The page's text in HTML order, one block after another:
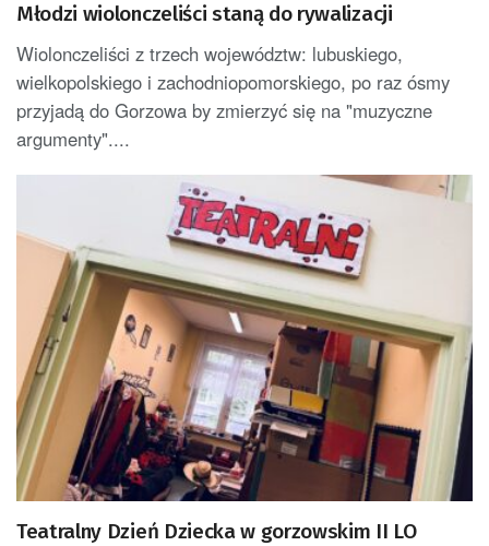
Młodzi wiolonczeliści staną do rywalizacji
Wiolonczeliści z trzech województw: lubuskiego,
wielkopolskiego i zachodniopomorskiego, po raz ósmy
przyjadą do Gorzowa by zmierzyć się na "muzyczne
argumenty"....
Teatralny Dzień Dziecka w gorzowskim II LO